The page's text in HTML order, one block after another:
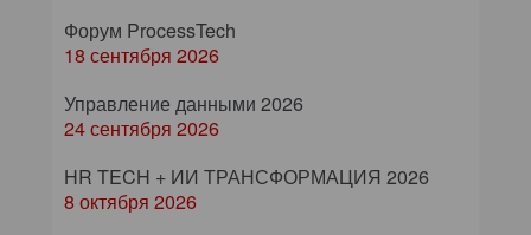
Форум ProcessTech
18 сентября 2026
Управление данными 2026
24 сентября 2026
HR TECH + ИИ ТРАНСФОРМАЦИЯ 2026
8 октября 2026